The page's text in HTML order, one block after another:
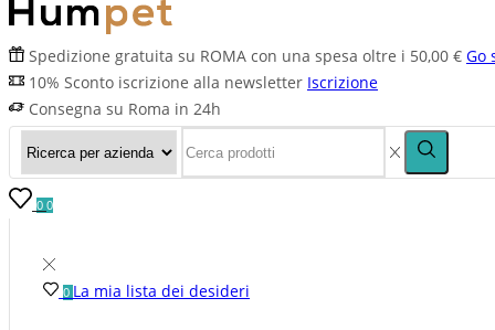
Spedizione gratuita su ROMA con una spesa oltre i 50,00 € Go
10% Sconto iscrizione alla newsletter Iscrizione
Consegna su Roma in 24h
0 0
0 La mia lista dei desideri